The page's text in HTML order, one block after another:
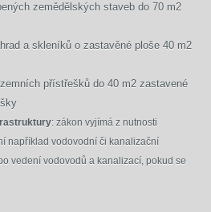
zemědělských staveb do 70 m2
a skleníků o zastavěné ploše 40 m2
přístřešků do 40 m2 zastavené
: zákon vyjímá z nutnosti
například vodovodní či kanalizační
vedení vodovodů a kanalizací, pokud se